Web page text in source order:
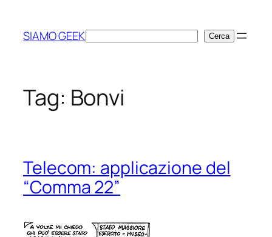
contenuto
SIAMO GEEKCerca Cerca
Tag: Bonvi
Telecom: applicazione del
“Comma 22”